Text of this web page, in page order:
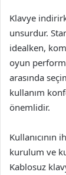
Klavye
unsurdur.
idealken,
oyun
arasında
kullanım
önemlidir.
kurulum ve
Kablosuz